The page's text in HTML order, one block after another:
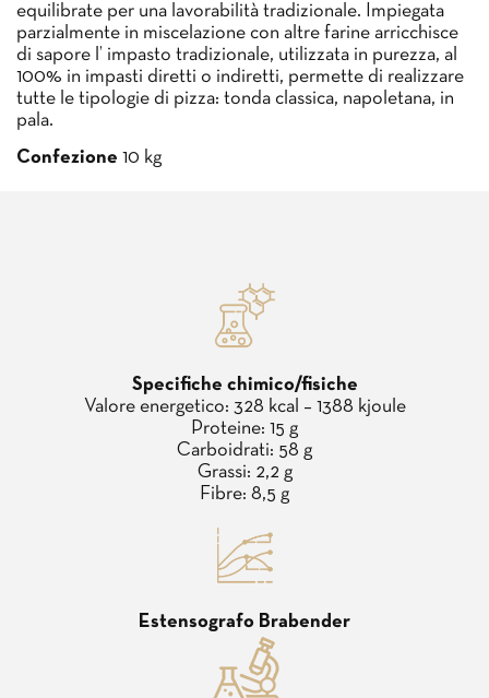
equilibrate per una lavorabilità tradizionale. Impiegata
parzialmente in miscelazione con altre farine arricchisce
di sapore l’ impasto tradizionale, utilizzata in purezza, al
100% in impasti diretti o indiretti, permette di realizzare
tutte le tipologie di pizza: tonda classica, napoletana, in
pala.
Confezione 10 kg
Specifiche chimico/fisiche
Valore energetico: 328 kcal – 1388 kjoule
Proteine: 15 g
Carboidrati: 58 g
Grassi: 2,2 g
Fibre: 8,5 g
Estensografo Brabender